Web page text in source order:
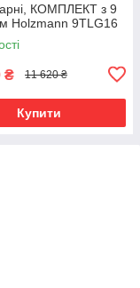
КОМПЛЕКТ з 9
Holzmann 9TLG16
₴ 11 620 ₴
Купити